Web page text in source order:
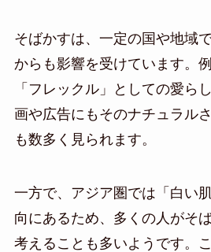
そばかすは、一定の国や地域
からも影響を受けています。
「フレックル」としての愛ら
画や広告にもそのナチュラル
も数多く見られます。
一方で、アジア圏では「白い
向にあるため、多くの人がそ
考えることも多いようです。